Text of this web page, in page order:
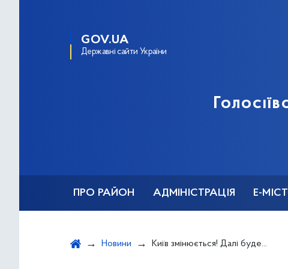
GOV.UA
Державні сайти України
ПРО РАЙОН АДМІНІСТРАЦІЯ Е-
Новини Київ змінюється! Далі буде...